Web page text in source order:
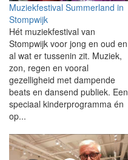
Muziekfestival Summerland in
Stompwijk
Hét muziekfestival van
Stompwijk voor jong en oud en
al wat er tussenin zit. Muziek,
zon, regen en vooral
gezelligheid met dampende
beats en dansend publiek. Een
speciaal kinderprogramma én
op...